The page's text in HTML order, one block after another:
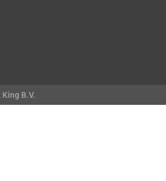
B.V.